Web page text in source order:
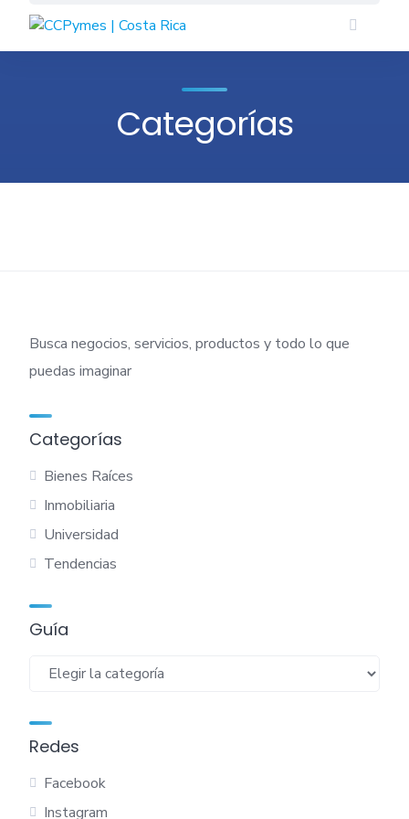
content
Categorías
Busca negocios, servicios, productos y todo lo que
puedas imaginar
Categorías
Bienes Raíces
Inmobiliaria
Universidad
Tendencias
Guía
Guía
Redes
Facebook
Instagram